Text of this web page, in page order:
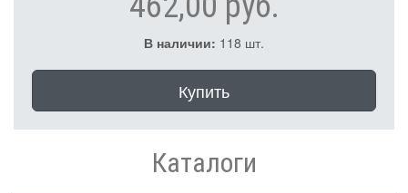
В наличии: 118 шт.
Купить
Каталоги